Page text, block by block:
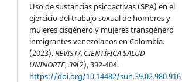
Uso de sustancias psicoactivas (SPA) en el
ejercicio del trabajo sexual de hombres y
mujeres cisgénero y mujeres transgénero
inmigrantes venezolanos en Colombia.
(2023).REVISTA CIENTÍFICA SALUD
UNINORTE,39(2), 392-404.
https://doi.org/10.14482/sun.39.02.980.916